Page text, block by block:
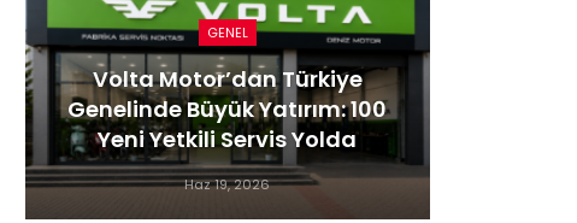
GENEL
Volta Motor’dan Türkiye
Genelinde Büyük Yatırım: 100
Yeni Yetkili Servis Yolda
Haz 19, 2026